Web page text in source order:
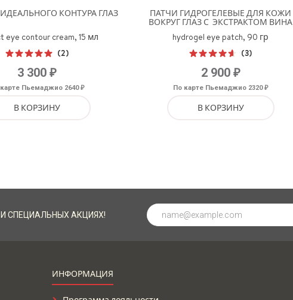
КОНТУРА ГЛАЗ
eye contour cream, 15 мл
5.00из 5
(2)
3 300 ₽
Пьемаджио 2640₽
В КОРЗИНУ
ПАТЧИ ГИДРОГЕЛЕВЫЕ ДЛЯ КОЖИ
ВОКРУГ ГЛАЗ С ЭКСТРАКТОМ ВИНА
hydrogel eye patch, 90 гр
4.67 из 5
(3)
2 900 ₽
По карте Пьемаджио 2320₽
В КОРЗИНУ
СПЕЦИАЛЬНЫХ АКЦИЯХ!
ИНФОРМАЦИЯ